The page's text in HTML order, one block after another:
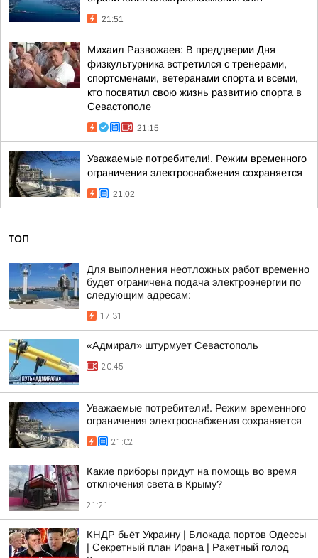
21:51
Михаил Развожаев: В преддверии Дня
физкультурника встретился с тренерами,
спортсменами, ветеранами спорта и всеми,
кто посвятил свою жизнь развитию спорта в
Севастополе
21:15
Уважаемые потребители!. Режим временного
ограничения электроснабжения сохраняется
21:02
ТОП
Для выполнения неотложных работ временно
будет ограничена подача электроэнергии по
следующим адресам:
17:31
«Адмирал» штурмует Севастополь
20:45
Уважаемые потребители!. Режим временного
ограничения электроснабжения сохраняется
21:02
Какие приборы придут на помощь во время
отключения света в Крыму?
21:21
КНДР бьёт Украину | Блокада портов Одессы
| Секретный план Ирана | Ракетный голод